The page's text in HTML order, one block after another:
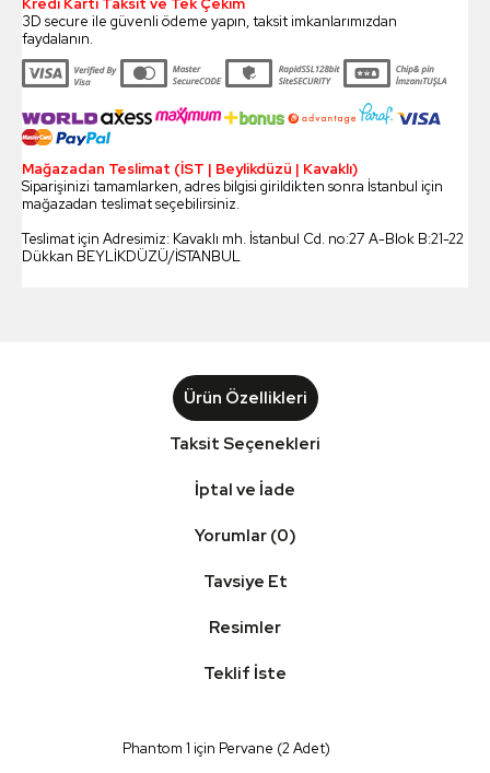
Kredi Kartı Taksit ve Tek Çekim
3D secure ile güvenli ödeme yapın, taksit imkanlarımızdan
faydalanın.
Mağazadan Teslimat (İST | Beylikdüzü | Kavaklı)
Siparişinizi tamamlarken, adres bilgisi girildikten sonra İstanbul için
mağazadan teslimat seçebilirsiniz.
Teslimat için Adresimiz: Kavaklı mh. İstanbul Cd. no:27 A-Blok B:21-22
Dükkan BEYLİKDÜZÜ/İSTANBUL
Ürün Özellikleri
Taksit Seçenekleri
İptal ve İade
Yorumlar (0)
Tavsiye Et
Resimler
Teklif İste
Phantom 1 için Pervane (2 Adet)